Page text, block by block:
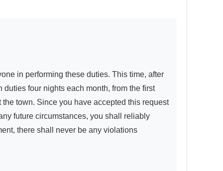
in performing these duties. This time, after
four nights each month, from the first
town. Since you have accepted this request
future circumstances, you shall reliably
there shall never be any violations